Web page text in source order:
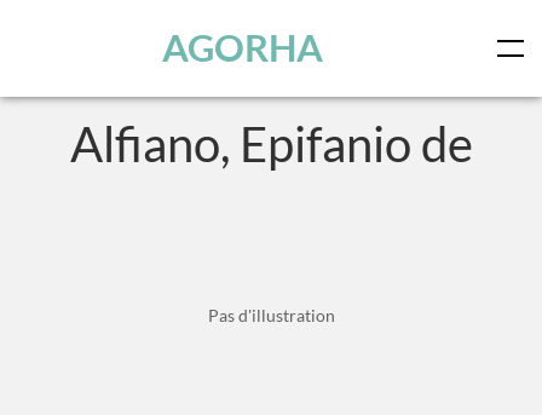
AGORHA
Alfiano, Epifanio de
Pas d'illustration